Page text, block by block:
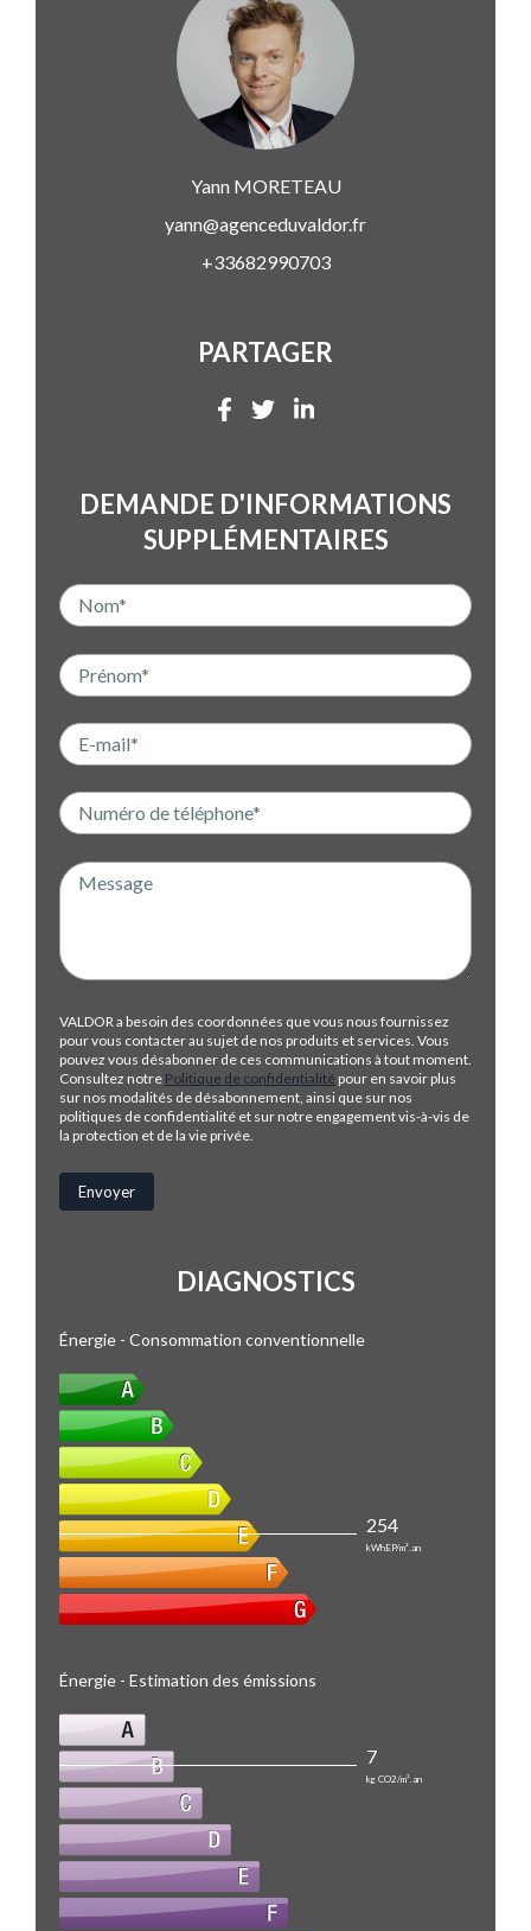
YannMORETEAU
yann@agenceduvaldor.fr
+33682990703
PARTAGER
DEMANDE D'INFORMATIONS
SUPPLÉMENTAIRES
VALDOR a besoin des coordonnées que vous nous fournissez
pour vous contacter au sujet de nos produits et services. Vous
pouvez vous désabonner de ces communications à tout moment.
Consultez notre Politique de confidentialité pour en savoir plus
sur nos modalités de désabonnement, ainsi que sur nos
politiques de confidentialité et sur notre engagement vis-à-vis de
la protection et de la vie privée.
DIAGNOSTICS
Énergie - Consommation conventionnelle
254
kWhEP/m².an
Énergie - Estimation des émissions
7
kg CO2/m².an